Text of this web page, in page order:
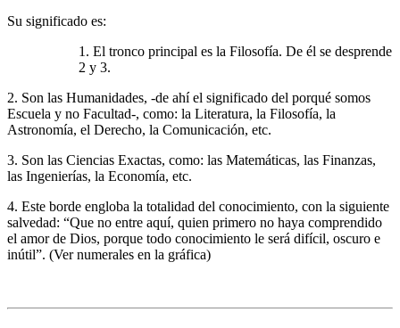
Su significado es:
1. El tronco principal es la Filosofía. De él se desprende
2 y 3.
2. Son las Humanidades, -de ahí el significado del porqué somos
Escuela y no Facultad-, como: la Literatura, la Filosofía, la
Astronomía, el Derecho, la Comunicación, etc.
3. Son las Ciencias Exactas, como: las Matemáticas, las Finanzas,
las Ingenierías, la Economía, etc.
4. Este borde engloba la totalidad del conocimiento, con la siguiente
salvedad: “Que no entre aquí, quien primero no haya comprendido
el amor de Dios, porque todo conocimiento le será difícil, oscuro e
inútil”. (Ver numerales en la gráfica)